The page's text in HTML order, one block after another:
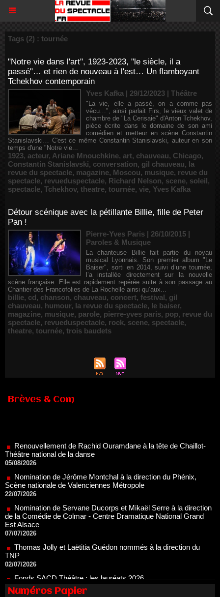
Tags (2) : tournée
"Notre vie dans l'art", 1923-2023, "le siècle, il a
passé"… et rien de nouveau à l'est… Un flamboyant
Tchekhov contemporain
Yves Kafka | 29/12/2023 | Théâtre
"La vie, elle a passé, on a comme pas
vécu…", ainsi parlait Firs, le vieux valet de
chambre de "La Cerisaie" d'Anton Tchekhov,
pièce écrite dans le domaine de son ami
comédien et metteur en scène Constantin
Stanislavski… C'est ce même Constantin Stanislavski, auteur en son
temps d'une "Notre vie...
1923, acteur, Ariane Mnouchkine, art, chauveau, Chicago,
Constantin Stanislavski, conversation, gil chauveau, la
revue du spectacle, magazine, Moscou, musique, revue du
spectacle, revueduspectacle, Richard Nelson, scene, soleil,
spectacle, Tchekhov, theatre, tournée, vie, Yves Kafka
Détour scénique avec la pétillante Billie, fille de Peter
Pan !
Pierre-Yves Paris | 26/10/2015 |
Paroles & Musique
La chanteuse Billie fait partie du noyau
musical Lyonnais. Son premier album "Le
Baiser", sorti en 2014, suivi d’une tournée,
l’a installée directement sur la nouvelle
scène française. Elle est rapidement repérée suite à son passage au
Chantier des Francofolies de La Rochelle ainsi qu’aux...
billie, cd, chanson, chauveau, concert, festival, gil
chauveau, humour, la revue du spectacle, le baiser,
magazine, musique, parole, pierre-yves paris, pop, revue du
spectacle, revueduspectacle, rock, scene, spectacle,
theatre, tournée, trois baudets
Brèves & Com
05/08/2026
Nomination de Jérôme Montchal à la direction du Phénix,
Scène nationale de Valenciennes Métropole
22/07/2026
Nomination de Servane Ducorps et Mikaël Serre à la direction
de la Comédie de Colmar - Centre Dramatique National Grand
Est Alsace
07/07/2026
Thomas Jolly et Laëtitia Guédon nommés à la direction du
TNP
02/07/2026
Fonds SACD Théâtre : les lauréats 2026
23/06/2026
Dispositif ARTCENA Écrire pour le cirque, les lauréats 2026 !
20/06/2026
Numéros Papier